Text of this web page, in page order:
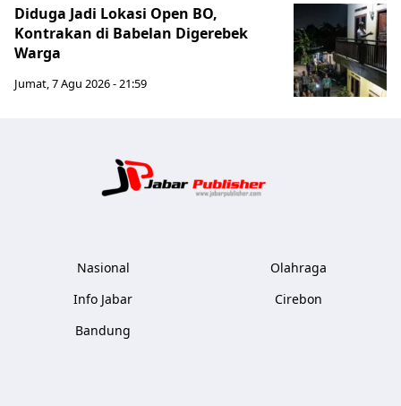
Diduga Jadi Lokasi Open BO,
Kontrakan di Babelan Digerebek
Warga
Jumat, 7 Agu 2026 - 21:59
Nasional
Info Jabar
Bandung
Olahraga
Cirebon